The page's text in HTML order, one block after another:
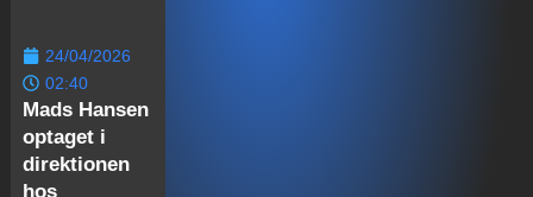
24/04/2026
02:40
Mads Hansen
optaget i
direktionen
hos